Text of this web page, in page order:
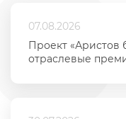
07.08.2026
Проект «Аристов
отраслевые